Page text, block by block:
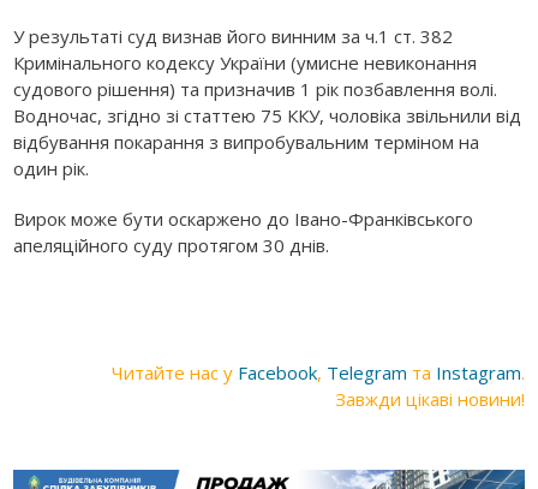
У результаті суд визнав його винним за ч.1 ст. 382
Кримінального кодексу України (умисне невиконання
судового рішення) та призначив 1 рік позбавлення волі.
Водночас, згідно зі статтею 75 ККУ, чоловіка звільнили від
відбування покарання з випробувальним терміном на
один рік.
Вирок може бути оскаржено до Івано-Франківського
апеляційного суду протягом 30 днів.
Читайте нас у Facebook, Telegram та Instagram.
Завжди цікаві новини!